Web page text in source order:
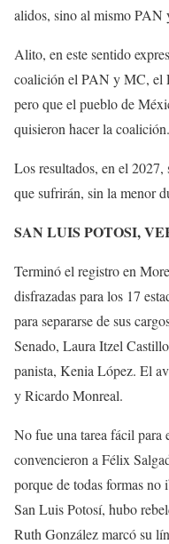
alidos, sino al mismo PAN
Alito, en este sentido
coalición el PAN y MC, el
pero que el pueblo de
quisieron hacer la coalición.
Los resultados, en el 2027,
que sufrirán, sin la menor
SAN LUIS POTOSI,
Terminó el registro en
disfrazadas para los 17
para separarse de sus
Senado, Laura Itzel
panista, Kenia López. El
y Ricardo Monreal.
No fue una tarea fácil para
convencieron a Félix
porque de todas formas no
San Luis Potosí, hubo
Ruth González marcó su